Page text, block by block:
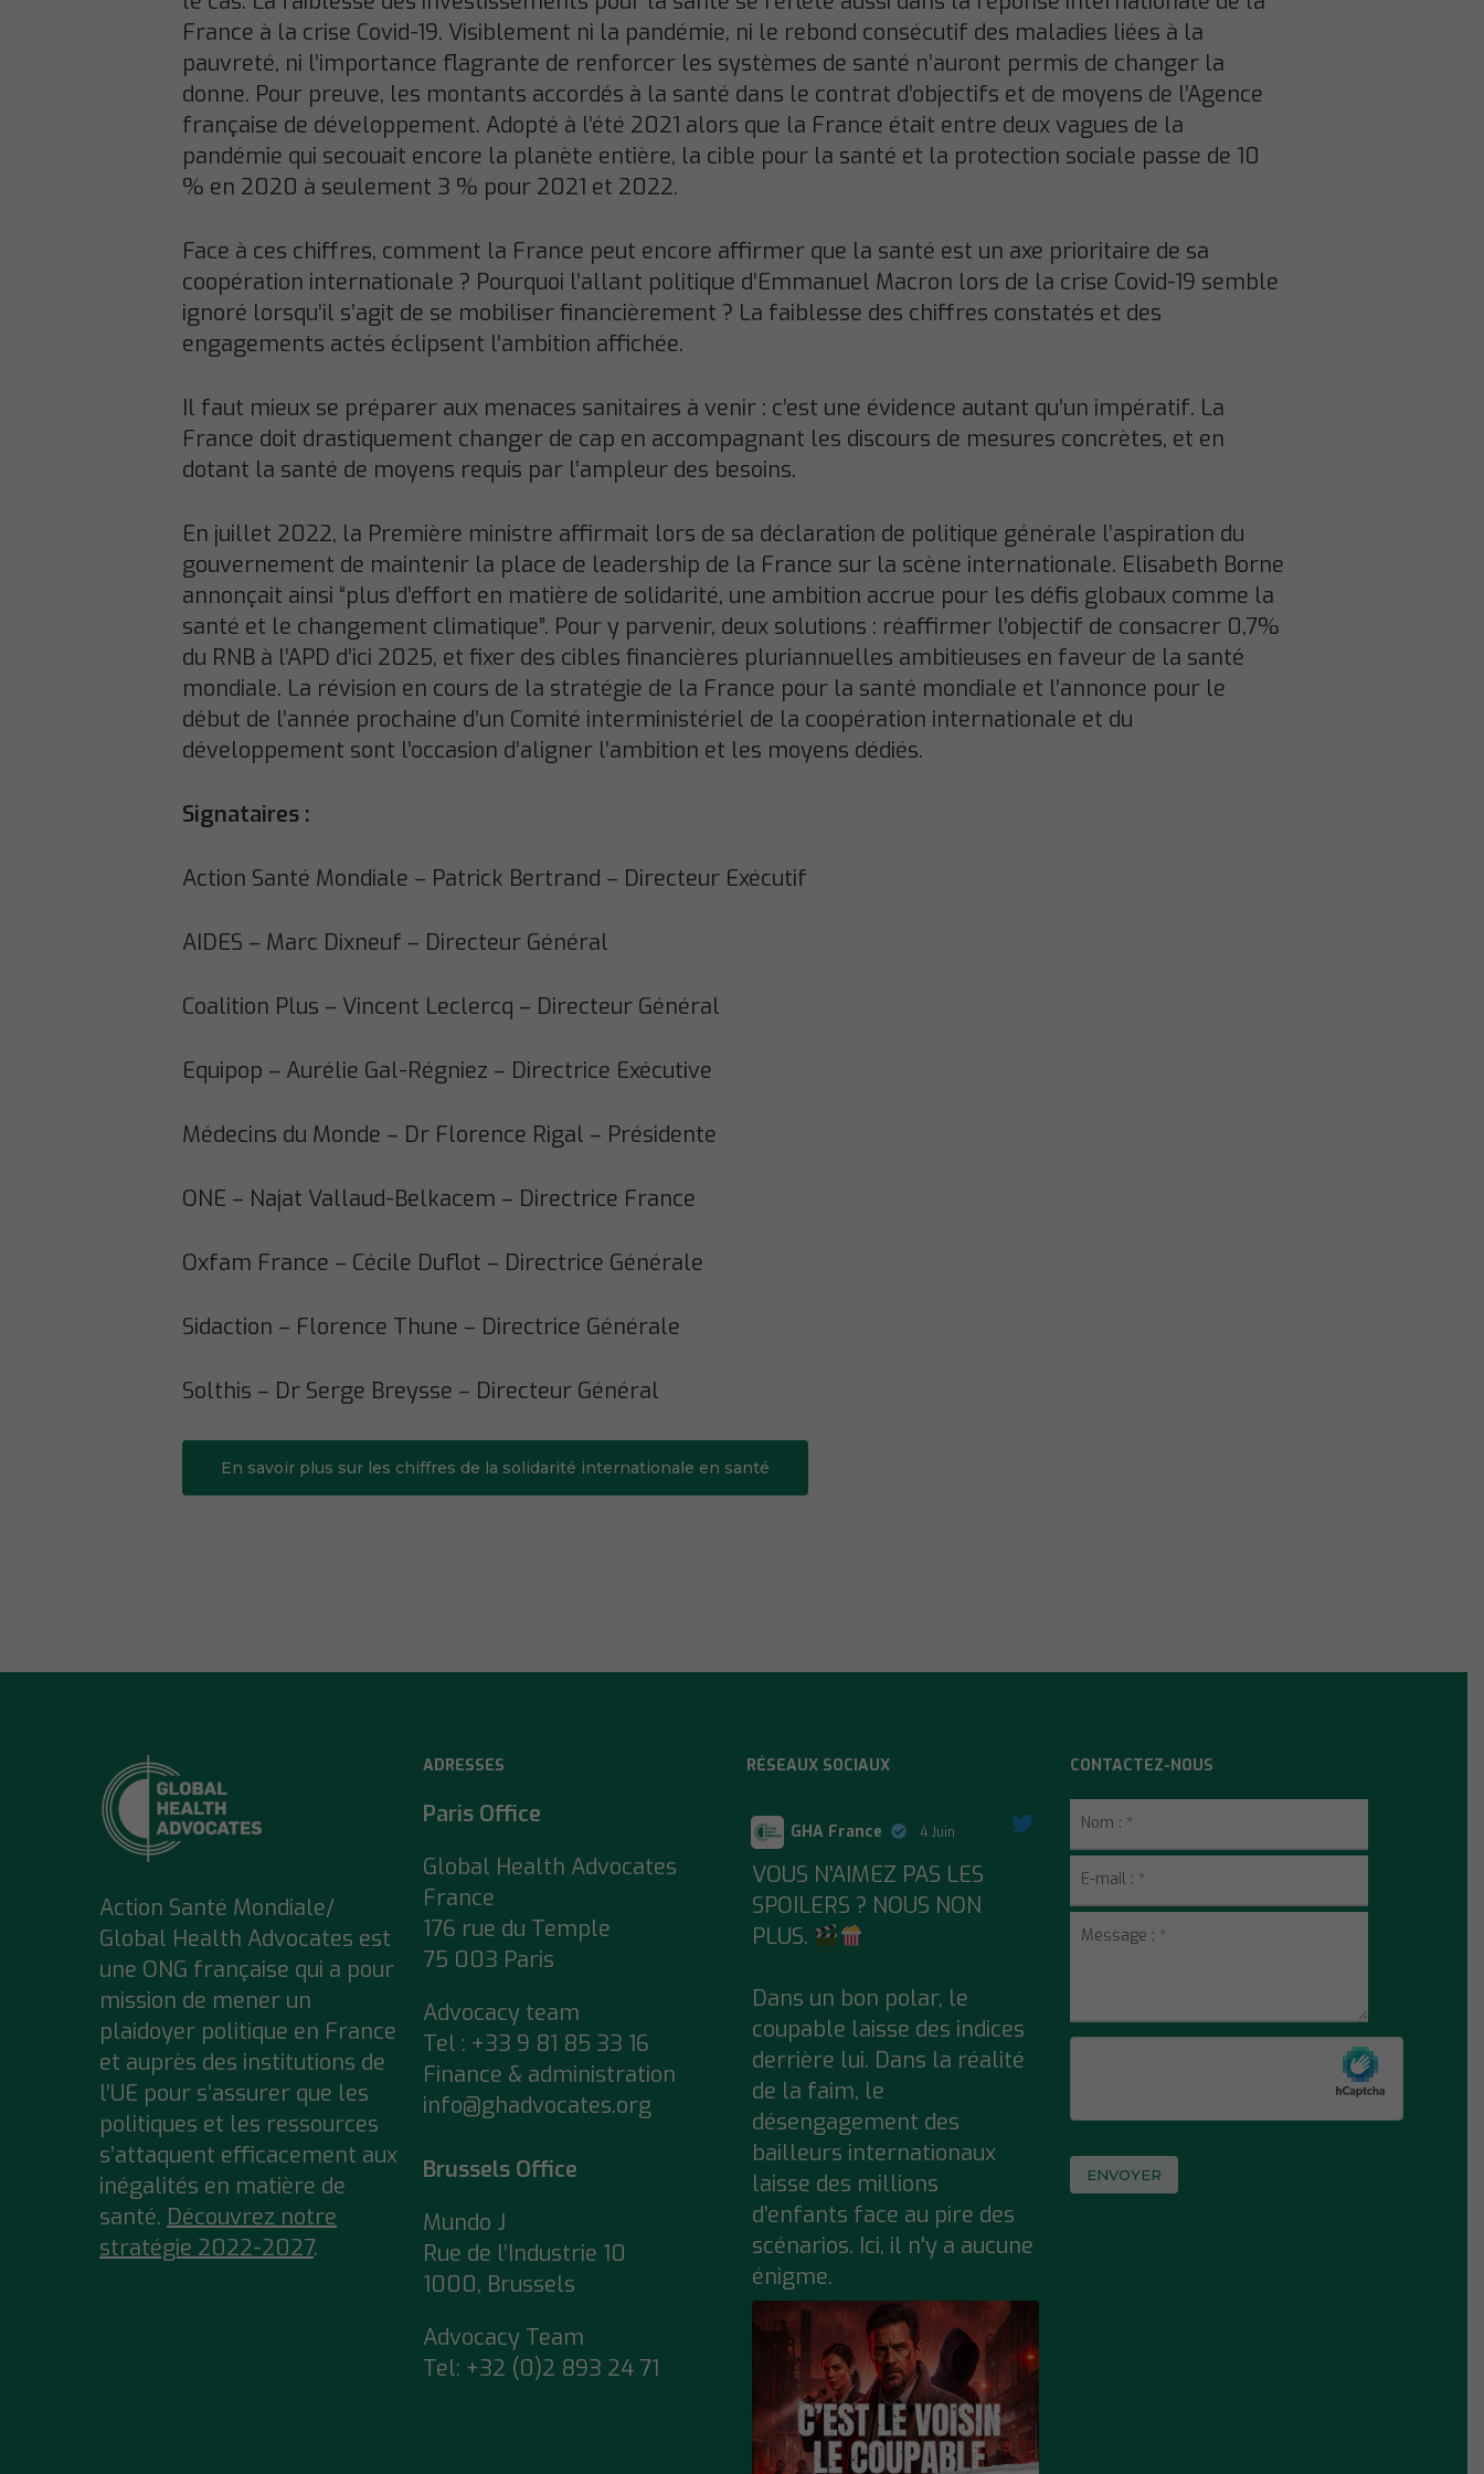
France à la crise Covid-19. Visiblement ni la pandémie, ni le rebond consécutif des maladies liées à la
pauvreté, ni l’importance flagrante de renforcer les systèmes de santé n’auront permis de changer la
donne. Pour preuve, les montants accordés à la santé dans le contrat d’objectifs et de moyens de l’Agence
française de développement. Adopté à l’été 2021 alors que la France était entre deux vagues de la
pandémie qui secouait encore la planète entière, la cible pour la santé et la protection sociale passe de 10
% en 2020 à seulement 3 % pour 2021 et 2022.
Face à ces chiffres, comment la France peut encore affirmer que la santé est un axe prioritaire de sa
coopération internationale ? Pourquoi l’allant politique d’Emmanuel Macron lors de la crise Covid-19 semble
ignoré lorsqu’il s’agit de se mobiliser financièrement ? La faiblesse des chiffres constatés et des
engagements actés éclipsent l’ambition affichée.
Il faut mieux se préparer aux menaces sanitaires à venir : c’est une évidence autant qu’un impératif. La
France doit drastiquement changer de cap en accompagnant les discours de mesures concrètes, et en
dotant la santé de moyens requis par l’ampleur des besoins.
En juillet 2022, la Première ministre affirmait lors de sa déclaration de politique générale l’aspiration du
gouvernement de maintenir la place de leadership de la France sur la scène internationale. Elisabeth Borne
annonçait ainsi “plus d’effort en matière de solidarité, une ambition accrue pour les défis globaux comme la
santé et le changement climatique”. Pour y parvenir, deux solutions : réaffirmer l’objectif de consacrer 0,7%
du RNB à l’APD d’ici 2025, et fixer des cibles financières pluriannuelles ambitieuses en faveur de la santé
mondiale. La révision en cours de la stratégie de la France pour la santé mondiale et l’annonce pour le
début de l’année prochaine d’un Comité interministériel de la coopération internationale et du
développement sont l’occasion d’aligner l’ambition et les moyens dédiés.
Signataires :
Action Santé Mondiale – Patrick Bertrand – Directeur Exécutif
AIDES – Marc Dixneuf – Directeur Général
Coalition Plus – Vincent Leclercq – Directeur Général
Equipop – Aurélie Gal-Régniez – Directrice Exécutive
Médecins du Monde – Dr Florence Rigal – Présidente
ONE – Najat Vallaud-Belkacem – Directrice France
Oxfam France – Cécile Duflot – Directrice Générale
Sidaction – Florence Thune – Directrice Générale
Solthis – Dr Serge Breysse – Directeur Général
En savoir plus sur les chiffres de la solidarité internationale en santé
Action Santé Mondiale/
Global Health Advocates est
une ONG française qui a pour
mission de mener un
plaidoyer politique en France
et auprès des institutions de
l’UE pour s’assurer que les
politiques et les ressources
s’attaquent efficacement aux
inégalités en matière de
santé. Découvrez notre
stratégie 2022-2027.
ADRESSES
Paris Office
Global Health Advocates
France
176 rue du Temple
75 003 Paris
Advocacy team
Tel : +33 9 81 85 33 16
Finance & administration
info@ghadvocates.org
Brussels Office
Mundo J
Rue de l’Industrie 10
1000, Brussels
Advocacy Team
Tel: +32 (0)2 893 24 71
RÉSEAUX SOCIAUX
;
GHA France 4 Juin
VOUS N'AIMEZ PAS LES
SPOILERS ? NOUS NON
PLUS.
Dans un bon polar, le
coupable laisse des indices
derrière lui. Dans la réalité
de la faim, le
désengagement des
bailleurs internationaux
laisse des millions
d’enfants face au pire des
scénarios. Ici, il n'y a aucune
énigme.
CONTACTEZ-NOUS